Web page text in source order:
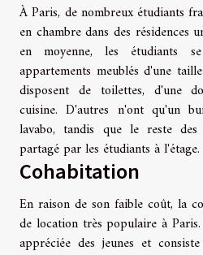
À Paris, de nombreux étudiants
en chambre dans des résidences
en moyenne, les étudiants
appartements meublés d'une
disposent de toilettes, d'une
cuisine. D'autres n'ont qu'un
lavabo, tandis que le reste des
partagé par les étudiants à l'étage.
Cohabitation
En raison de son faible coût, la
de location très populaire à
appréciée des jeunes et